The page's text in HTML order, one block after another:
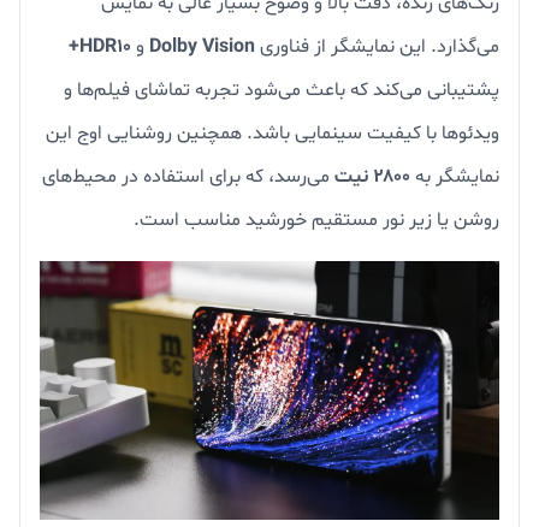
می‌گذارد. این نمایشگر از فناوری Dolby Vision و HDR10+
پشتیبانی می‌کند که باعث می‌شود تجربه تماشای فیلم‌ها و
ویدئوها با کیفیت سینمایی باشد. همچنین روشنایی اوج این
نمایشگر به ۲۸۰۰ نیت
می‌رسد، که برای استفاده در محیط‌های
روشن یا زیر نور مستقیم خورشید مناسب است.